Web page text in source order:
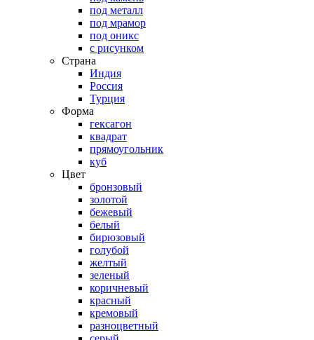
под металл
под мрамор
под оникс
с рисунком
Страна
Индия
Россия
Турция
Форма
гексагон
квадрат
прямоугольник
куб
Цвет
бронзовый
золотой
бежевый
белый
бирюзовый
голубой
желтый
зеленый
коричневый
красный
кремовый
разноцветный